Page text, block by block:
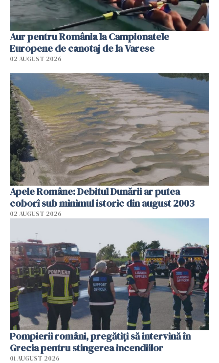
Aur pentru România la Campionatele
Europene de canotaj de la Varese
02 AUGUST 2026
Apele Române: Debitul Dunării ar putea
coborî sub minimul istoric din august 2003
02 AUGUST 2026
Pompierii români, pregătiţi să intervină în
Grecia pentru stingerea incendiilor
01 AUGUST 2026